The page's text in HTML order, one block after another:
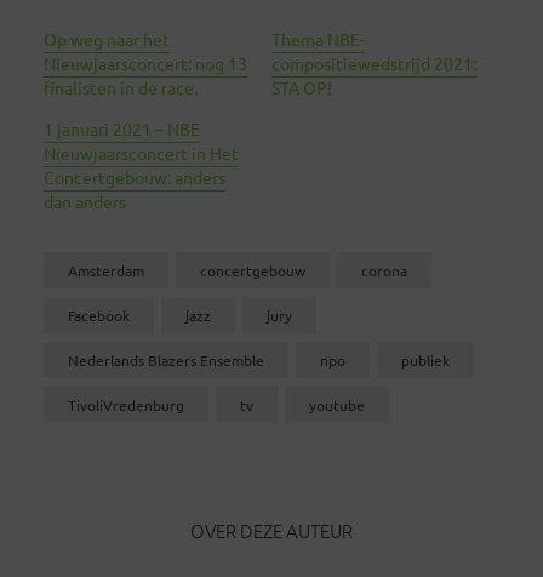
Op weg naar het
Nieuwjaarsconcert: nog 13
finalisten in de race.
Thema NBE-
compositiewedstrijd 2021:
STA OP!
1 januari 2021 – NBE
Nieuwjaarsconcert in Het
Concertgebouw: anders
dan anders
Amsterdam concertgebouw corona
Facebook jazz jury
Nederlands Blazers Ensemble npo publiek
TivoliVredenburg tv youtube
OVER DEZE AUTEUR